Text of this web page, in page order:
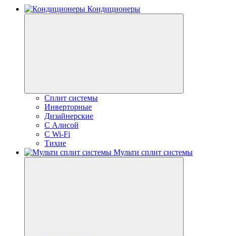
Кондиционеры
Сплит системы
Инверторные
Дизайнерские
С Алисой
C Wi-Fi
Тихие
Мульти сплит системы